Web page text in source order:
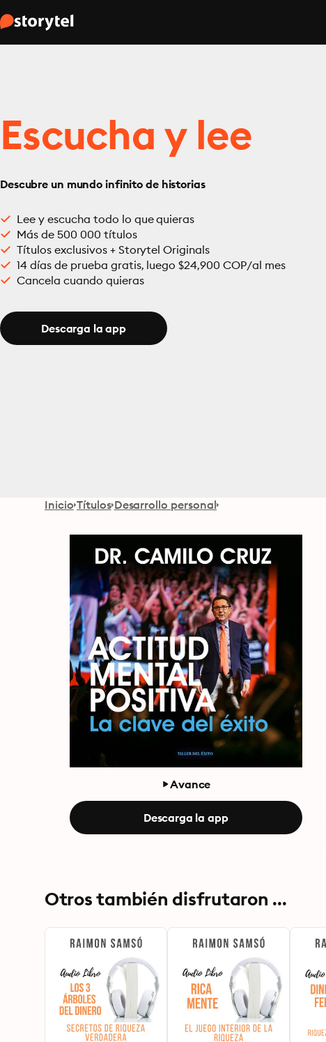
Escucha y lee
Descubre un mundo infinito de historias
Lee y escucha todo lo que quieras
Más de 500 000 títulos
Títulos exclusivos + Storytel Originals
14 días de prueba gratis, luego $24,900 COP/al mes
Cancela cuando quieras
Descarga la app
Inicio Títulos Desarrollo personal
Avance
Descarga la app
Otros también disfrutaron ...